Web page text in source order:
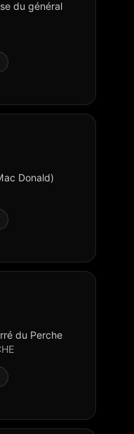
du général
Donald)
du Perche